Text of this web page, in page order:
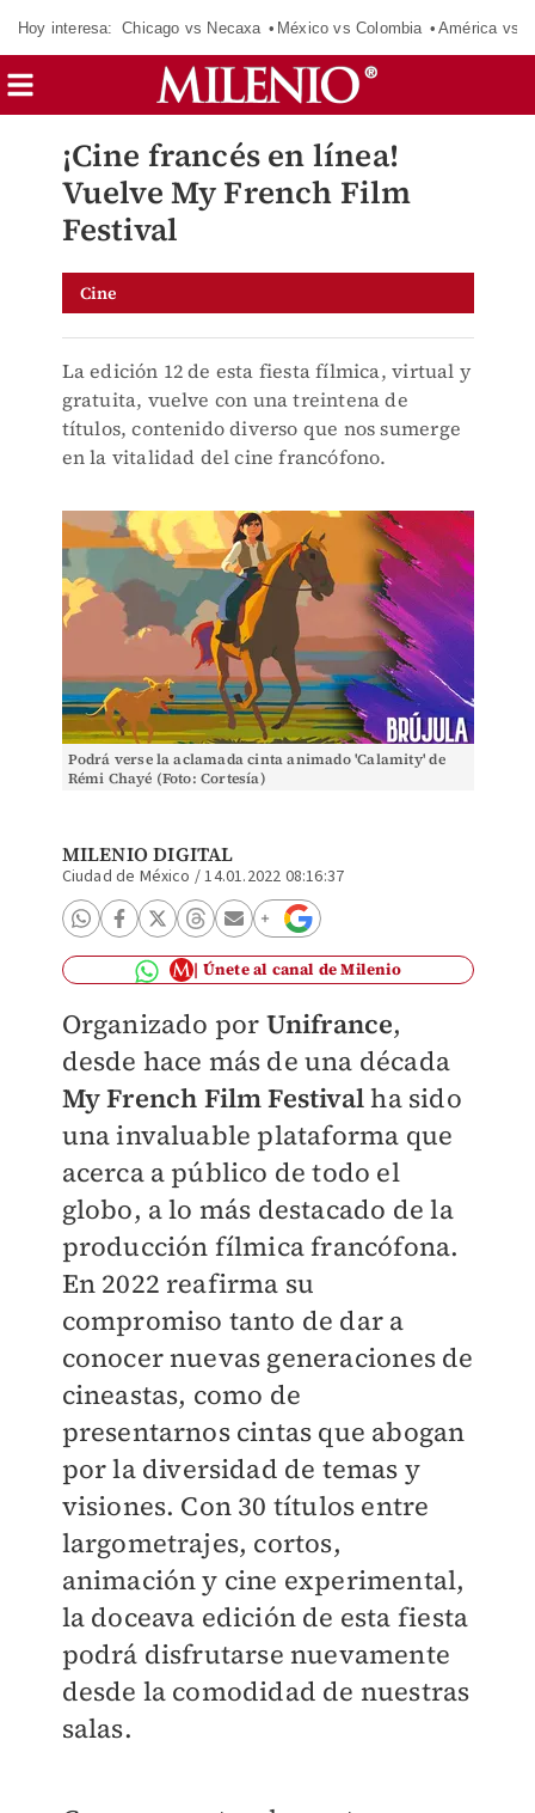
Hoy interesa: Chicago vs Necaxa México vs Colombia América vs
¡Cine francés en línea!
Vuelve My French Film
Festival
Cine
La edición 12 de esta fiesta fílmica, virtual y
gratuita, vuelve con una treintena de
títulos, contenido diverso que nos sumerge
en la vitalidad del cine francófono.
Podrá verse la aclamada cinta animado 'Calamity' de
Rémi Chayé (Foto: Cortesía)
MILENIO DIGITAL
Ciudad de México /14.01.2022 08:16:37
Únete al canal de Milenio
Organizado por Unifrance,
desde hace más de una década
My French Film Festivalha sido
una invaluable plataforma que
acerca a público de todo el
globo, a lo más destacado de la
producción fílmica francófona.
En 2022 reafirma su
compromiso tanto de dar a
conocer nuevas generaciones de
cineastas, como de
presentarnos cintas que abogan
por la diversidad de temas y
visiones. Con 30 títulos entre
largometrajes, cortos,
animación y cine experimental,
la doceava edición de esta fiesta
podrá disfrutarse nuevamente
desde la comodidad de nuestras
salas.